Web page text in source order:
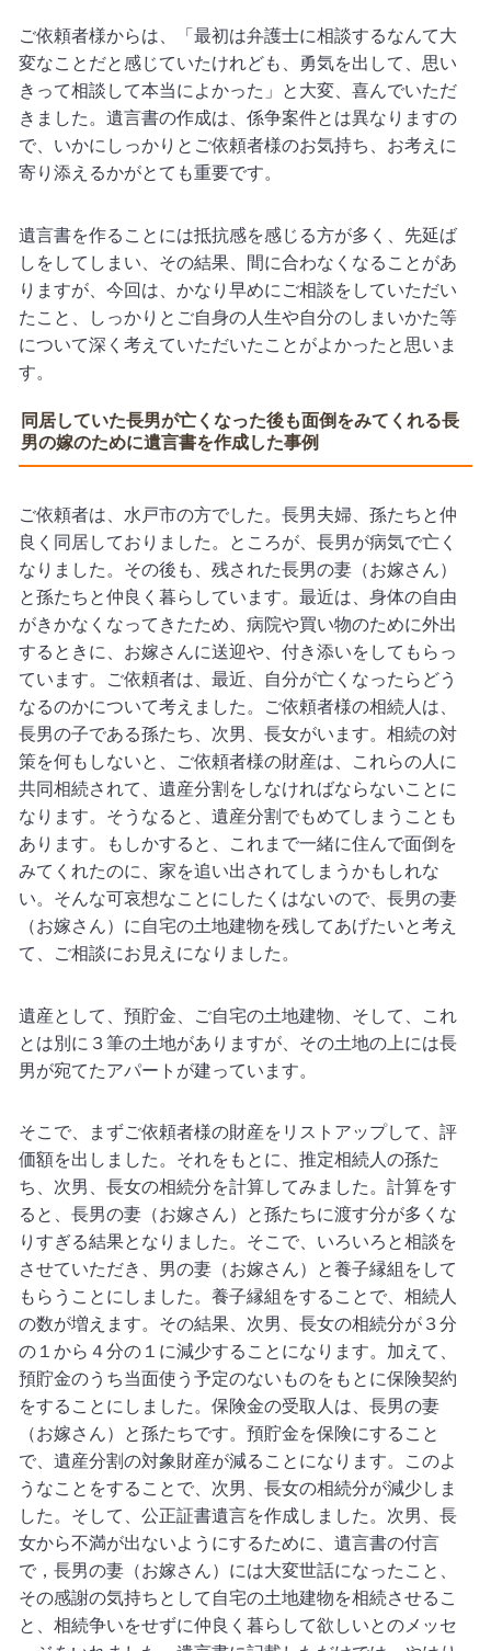
ご依頼者様からは、「最初は弁護士に相談するなんて大
変なことだと感じていたけれども、勇気を出して、思い
きって相談して本当によかった」と大変、喜んでいただ
きました。遺言書の作成は、係争案件とは異なりますの
で、いかにしっかりとご依頼者様のお気持ち、お考えに
寄り添えるかがとても重要です。
遺言書を作ることには抵抗感を感じる方が多く、先延ば
しをしてしまい、その結果、間に合わなくなることがあ
りますが、今回は、かなり早めにご相談をしていただい
たこと、しっかりとご自身の人生や自分のしまいかた等
について深く考えていただいたことがよかったと思いま
す。
同居していた長男が亡くなった後も面倒をみてくれる長
男の嫁のために遺言書を作成した事例
ご依頼者は、水戸市の方でした。長男夫婦、孫たちと仲
良く同居しておりました。ところが、長男が病気で亡く
なりました。その後も、残された長男の妻（お嫁さん）
と孫たちと仲良く暮らしています。最近は、身体の自由
がきかなくなってきたため、病院や買い物のために外出
するときに、お嫁さんに送迎や、付き添いをしてもらっ
ています。ご依頼者は、最近、自分が亡くなったらどう
なるのかについて考えました。ご依頼者様の相続人は、
長男の子である孫たち、次男、長女がいます。相続の対
策を何もしないと、ご依頼者様の財産は、これらの人に
共同相続されて、遺産分割をしなければならないことに
なります。そうなると、遺産分割でもめてしまうことも
あります。もしかすると、これまで一緒に住んで面倒を
みてくれたのに、家を追い出されてしまうかもしれな
い。そんな可哀想なことにしたくはないので、長男の妻
（お嫁さん）に自宅の土地建物を残してあげたいと考え
て、ご相談にお見えになりました。
遺産として、預貯金、ご自宅の土地建物、そして、これ
とは別に３筆の土地がありますが、その土地の上には長
男が宛てたアパートが建っています。
そこで、まずご依頼者様の財産をリストアップして、評
価額を出しました。それをもとに、推定相続人の孫た
ち、次男、長女の相続分を計算してみました。計算をす
ると、長男の妻（お嫁さん）と孫たちに渡す分が多くな
りすぎる結果となりました。そこで、いろいろと相談を
させていただき、男の妻（お嫁さん）と養子縁組をして
もらうことにしました。養子縁組をすることで、相続人
の数が増えます。その結果、次男、長女の相続分が３分
の１から４分の１に減少することになります。加えて、
預貯金のうち当面使う予定のないものをもとに保険契約
をすることにしました。保険金の受取人は、長男の妻
（お嫁さん）と孫たちです。預貯金を保険にすること
で、遺産分割の対象財産が減ることになります。このよ
うなことをすることで、次男、長女の相続分が減少しま
した。そして、公正証書遺言を作成しました。次男、長
女から不満が出ないようにするために、遺言書の付言
で，長男の妻（お嫁さん）には大変世話になったこと、
その感謝の気持ちとして自宅の土地建物を相続させるこ
と、相続争いをせずに仲良く暮らして欲しいとのメッセ